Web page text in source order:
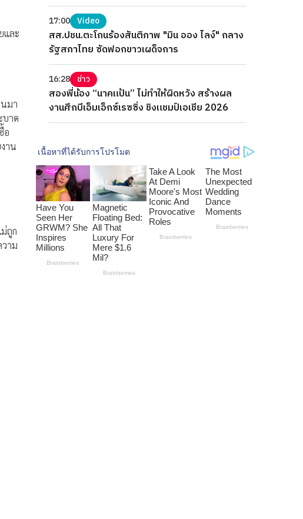
และ
มา
บาด
อ
าน
ถูก
วาม
17:00 Video
สส.ปชน.ตะโกนร้องสันติภาพ "มิน ออง ไลง์" กลาง
รัฐสภาไทย ซัดฟอกขาวเผด็จการ
16:28 ข่าว
สองพี่น้อง “นาคแป้น” ไม่ทำให้ผิดหวัง สร้างผล
งานศึกบีเอ็มเอ็กซ์เรซซิ่ง ชิงแชมป์เอเชีย 2026